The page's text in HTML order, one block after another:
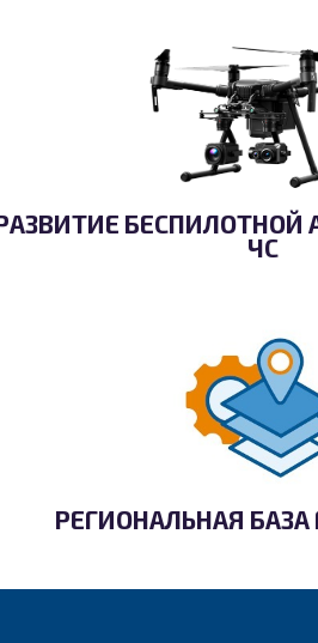
БЕСПИЛОТНОЙ
ЧС
РЕГИОНАЛЬНАЯ